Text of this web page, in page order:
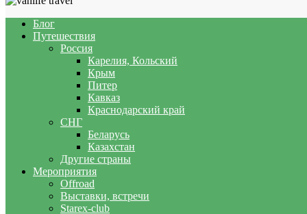
Блог
Путешествия
Россия
Карелия, Кольский
Крым
Питер
Кавказ
Краснодарский край
СНГ
Беларусь
Казахстан
Другие страны
Мероприятия
Offroad
Выставки, встречи
Starex-club